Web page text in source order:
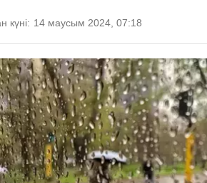
күні: 14 маусым 2024, 07:18